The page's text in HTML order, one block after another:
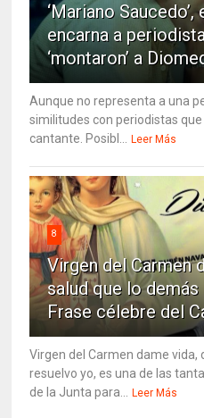
‘Mariano
encarna a
‘montaron’ a
Aunque no representa a una
similitudes con periodistas que
cantante. Posibl... Leer Más
8
Virgen del Carmen
salud que lo
Frase célebre del
Virgen del Carmen dame vida,
resuelvo yo, es una de las
de la Junta para... Leer Más